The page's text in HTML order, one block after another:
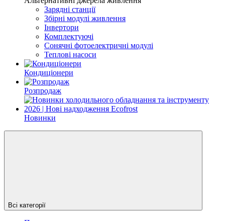
Зарядні станції
Збірні модулі живлення
Інвертори
Комплектуючі
Cонячні фотоелектричні модулі
Теплові насоси
Кондиціонери
Розпродаж
Новинки
Всі категорії